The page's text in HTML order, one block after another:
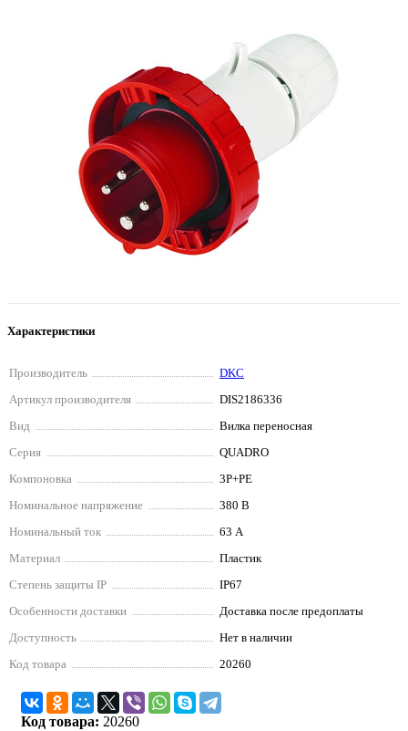
Характеристики
Производитель
DKC
Артикул производителя
DIS2186336
Вид
Вилка переносная
Серия
QUADRO
Компоновка
3P+РЕ
Номинальное напряжение
380 В
Номинальный ток
63 А
Материал
Пластик
Степень защиты IP
IP67
Особенности доставки
Доставка после предоплаты
Доступность
Нет в наличии
Код товара
20260
Код товара: 20260